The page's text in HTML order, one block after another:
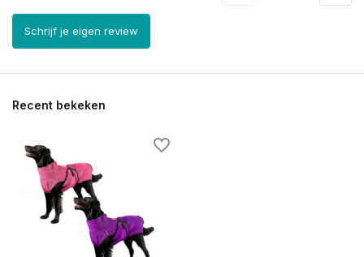
Schrijf je eigen review
Recent bekeken